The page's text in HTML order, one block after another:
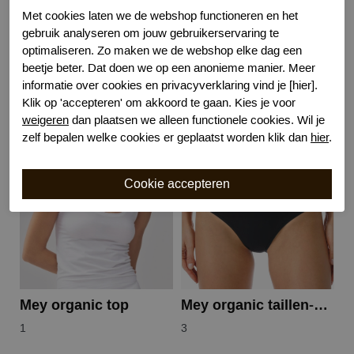
Model
Kenmerk
Katoenen kruisje
Gerelateerde producten
Mey organic top
1
Mey organic taillen-slip
3
Met cookies laten we de webshop functioneren en het
gebruik analyseren om jouw gebruikerservaring te
optimaliseren. Zo maken we de webshop elke dag een
beetje beter. Dat doen we op een anonieme manier. Meer
informatie over cookies en privacyverklaring vind je [hier].
Klik op 'accepteren' om akkoord te gaan. Kies je voor
weigeren dan plaatsen we alleen functionele cookies. Wil je
zelf bepalen welke cookies er geplaatst worden klik dan hier.